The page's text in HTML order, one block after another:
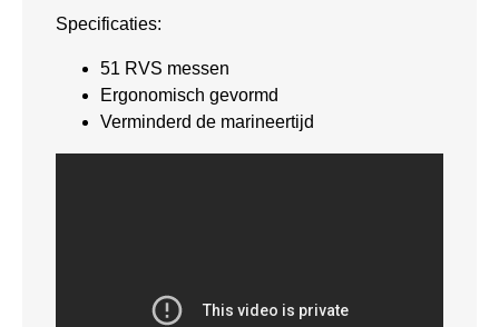
Specificaties:
51 RVS messen
Ergonomisch gevormd
Verminderd de marineertijd